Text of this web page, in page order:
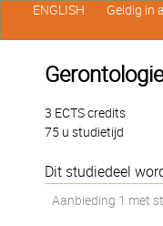
3 ECTS credits
75 u studietijd
Dit studiedeel
Aanbieding 1 met
ENGLISH Geldig in